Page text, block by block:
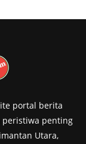
portal berita
peristiwa penting
Utara,